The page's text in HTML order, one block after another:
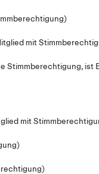
mit
Stimmberechtigung, ist
mit